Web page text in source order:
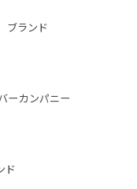
ブランド
ーカンパニー
ド